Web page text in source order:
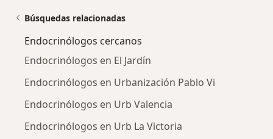
Búsquedas relacionadas
Endocrinólogos cercanos
Endocrinólogos en El Jardín
Endocrinólogos en Urbanización Pablo Vi
Endocrinólogos en Urb Valencia
Endocrinólogos en Urb La Victoria